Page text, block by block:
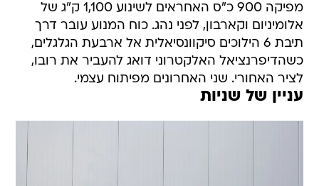
מפיקה 900 כ"ס האחראים לשינוע 1,100 ק"ג של
אלומיניום וקארבון, לפני נהג. כוח המנוע עובר דרך
תיבת 6 הילוכים סיקוונסיאלית אל ארבעת הגלגלים,
כשהדיפרנציאל האלקטרוני דואג להעביר את רובו,
לציר האחורי. שני האחרונים מפיתוח עצמי.
עניין של שניות